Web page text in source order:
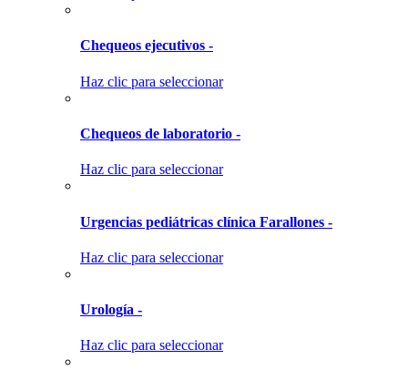
Chequeos ejecutivos -
Haz clic para seleccionar
Chequeos de laboratorio -
Haz clic para seleccionar
Urgencias pediátricas clínica Farallones -
Haz clic para seleccionar
Urología -
Haz clic para seleccionar